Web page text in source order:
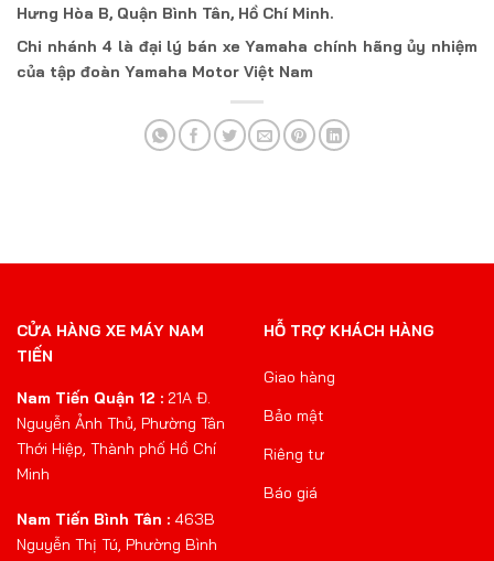
Hưng Hòa B, Quận Bình Tân, Hồ Chí Minh.
Chi nhánh 4 là đại lý bán xe Yamaha chính hãng ủy nhiệm
của tập đoàn Yamaha Motor Việt Nam
CỬA HÀNG XE MÁY NAM
TIẾN
Nam Tiến Quận 12 : 21A Đ.
Nguyễn Ảnh Thủ, Phường Tân
Thới Hiệp, Thành phố Hồ Chí
Minh
Nam Tiến Bình Tân : 463B
Nguyễn Thị Tú, Phường Bình
HỖ TRỢ KHÁCH HÀNG
Giao hàng
Bảo mật
Riêng tư
Báo giá